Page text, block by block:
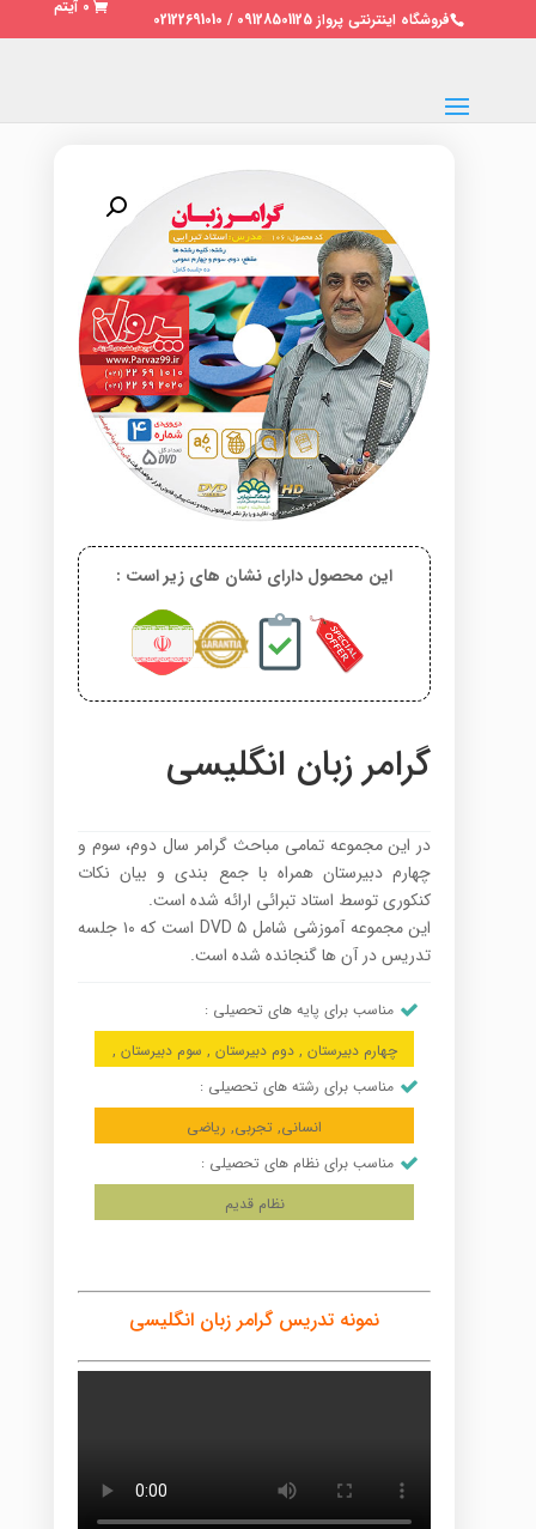
فروشگاه اینترنتی پرواز 09128501125 / 02122691010
0 آیتم
این محصول دارای نشان های زیر است :
گرامر زبان انگلیسی
در این مجموعه تمامی مباحث گرامر سال دوم، سوم و
چهارم دبیرستان همراه با جمع بندی و بیان نکات
کنکوری توسط استاد تبرائی ارائه شده است.
این مجموعه آموزشی شامل ۵ DVD است که ۱۰ جلسه
تدریس در آن ها گنجانده شده است.
مناسب برای پایه های تحصیلی :
چهارم دبیرستان , دوم دبیرستان , سوم دبیرستان ,
مناسب برای رشته های تحصیلی :
انسانی, تجربی, ریاضی
مناسب برای نظام های تحصیلی :
نظام قدیم
نمونه تدریس گرامر زبان انگلیسی